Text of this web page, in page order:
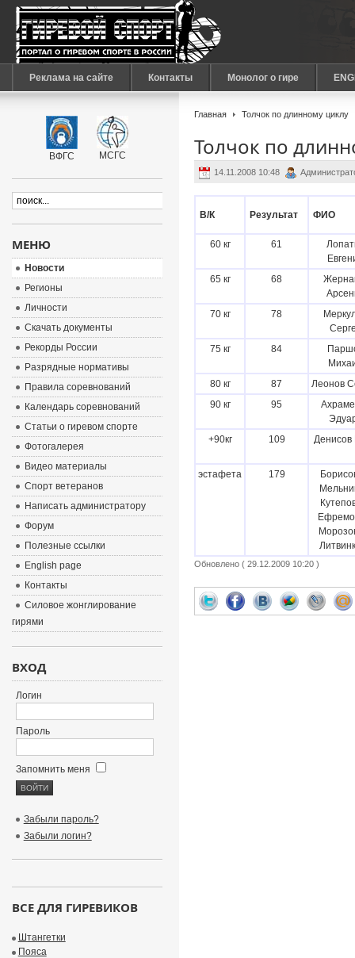
Реклама на сайте Контакты Монолог о гире
Главная Толчок по длинному циклу
Толчок по
14.11.2008 10:48
В/К Результат ФИО
60 кг 61
65 кг
68
70 кг
78
75 кг
84
80 кг
87
Леонов
90 кг
95
+90кг
109 Денисов
эстафета 179
Обновлено ( 29.12.2009 10:20 )
ВФГС МСГС
МЕНЮ
Новости
Регионы
Личности
Скачать документы
Рекорды России
Разрядные нормативы
Правила соревнований
Календарь соревнований
Статьи о гиревом спорте
Фотогалерея
Видео материалы
Спорт ветеранов
Написать администратору
Форум
Полезные ссылки
English page
Контакты
Силовое жонглирование
гирями
ВХОД
Логин
Пароль
Запомнить меня
Забыли пароль?
Забыли логин?
ВСЕ ДЛЯ ГИРЕВИКОВ
Штангетки
Пояса